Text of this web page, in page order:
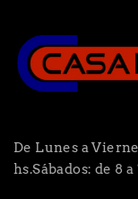
De Lunes a
hs.Sábados: de 8 a